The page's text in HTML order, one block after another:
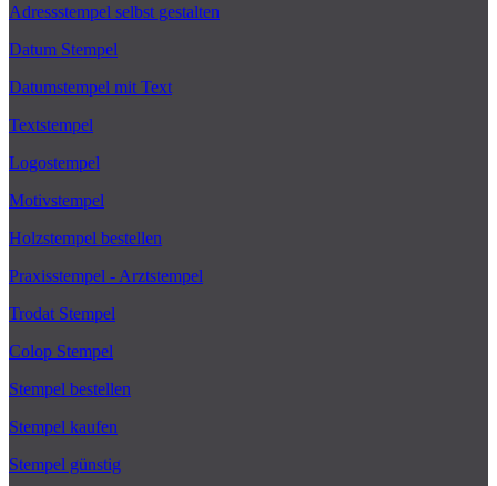
Adressstempel selbst gestalten
Datum Stempel
Datumstempel mit Text
Textstempel
Logostempel
Motivstempel
Holzstempel bestellen
Praxisstempel - Arztstempel
Trodat Stempel
Colop Stempel
Stempel bestellen
Stempel kaufen
Stempel günstig